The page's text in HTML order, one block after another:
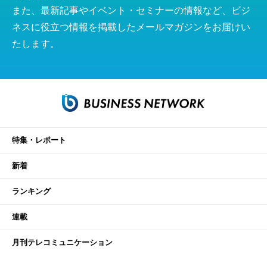
また、最新記事やイベント・セミナーの情報など、ビジ
ネスに役立つ情報を掲載したメールマガジンをお届けい
たします。
特集・レポート
新着
ランキング
連載
月刊テレコミュニケーション